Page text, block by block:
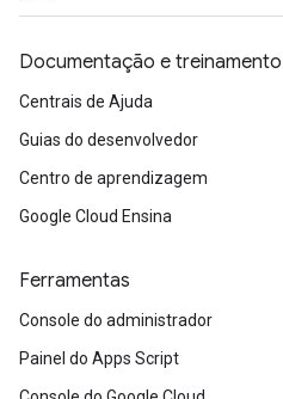
Documentação e treinamento
Centrais de Ajuda
Guias do desenvolvedor
Centro de aprendizagem
Google Cloud Ensina
Ferramentas
Console do administrador
Painel do Apps Script